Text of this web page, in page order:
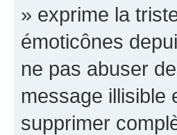
» exprime la
émoticônes
ne pas abuser
message illisible
supprimer